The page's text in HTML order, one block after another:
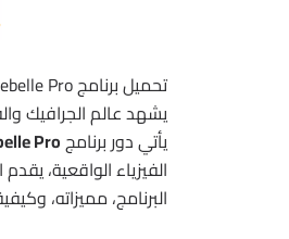
تحميل برنامج Escape Motions Rebelle Pro: ثورة الألوان المائية والزيتية في الرسم الرقمي
يشهد عالم الجرافيك
يأتي دور برنامجPro
الفيزياء الواقعية،
البرنامج، مميزاته،